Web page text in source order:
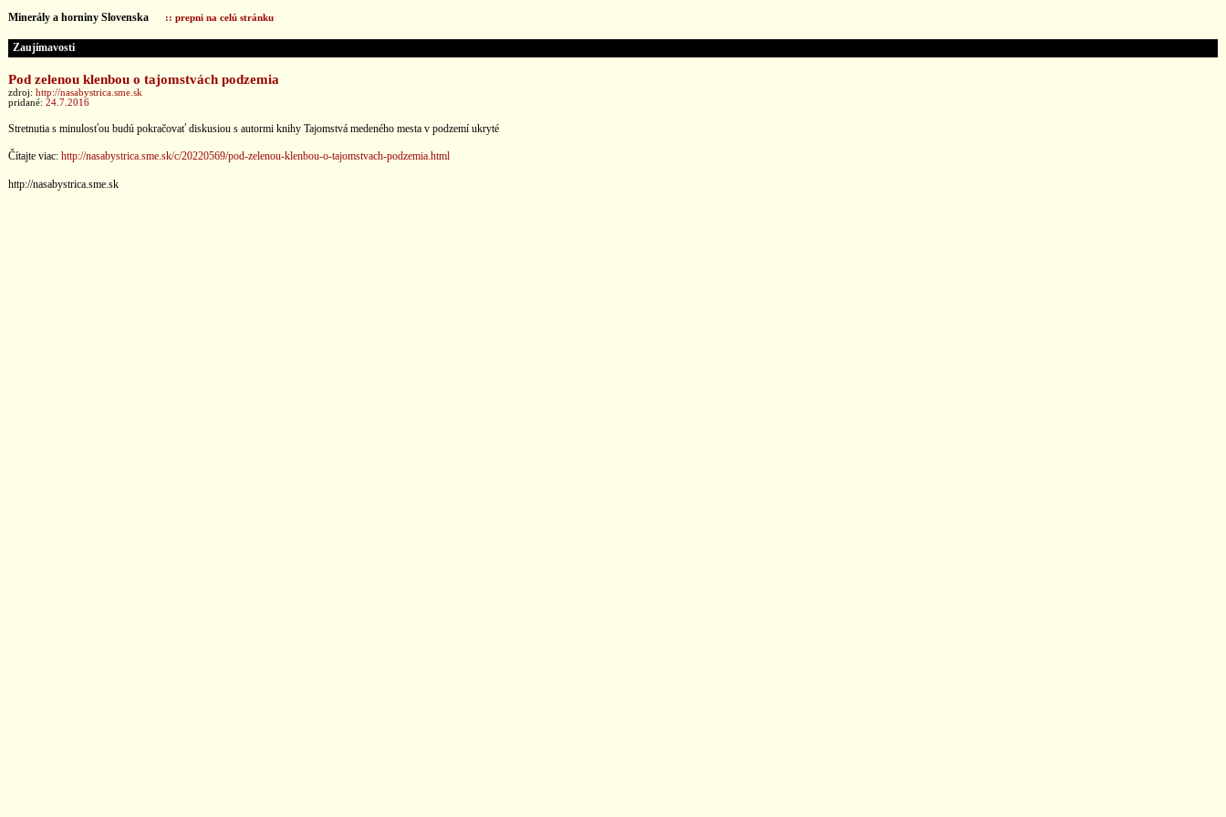
Minerály a horniny Slovenska :: prepni na celú stránku
Zaujímavosti
Pod zelenou klenbou o tajomstvách podzemia
zdroj: http://nasabystrica.sme.sk
pridané: 24.7.2016
Stretnutia s minulosťou budú pokračovať diskusiou s autormi knihy Tajomstvá medeného mesta v podzemí ukryté
Čítajte viac: http://nasabystrica.sme.sk/c/20220569/pod-zelenou-klenbou-o-tajomstvach-podzemia.html
http://nasabystrica.sme.sk